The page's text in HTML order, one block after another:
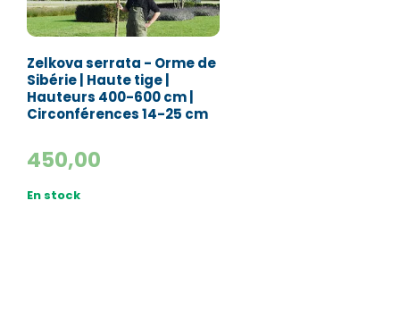
Zelkova serrata - Orme de
Sibérie | Haute tige |
Hauteurs 400-600 cm |
Circonférences 14-25 cm
450,00
En stock